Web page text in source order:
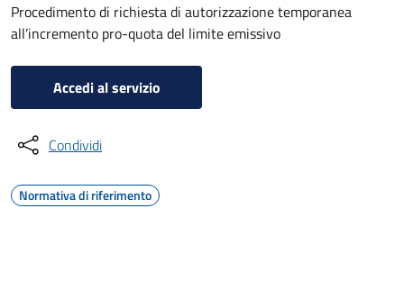
Procedimento di richiesta di autorizzazione temporanea
all’incremento pro-quota del limite emissivo
Accedi al servizio
Condividi
Normativa di riferimento